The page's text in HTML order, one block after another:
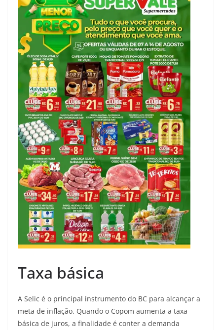
Taxa básica
A Selic é o principal instrumento do BC para alcançar a
meta de inflação. Quando o Copom aumenta a taxa
básica de juros, a finalidade é conter a demanda